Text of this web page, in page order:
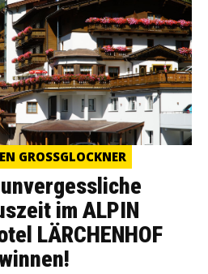
GROSSGLOCKNER
im ALPIN
LÄRCHENHOF